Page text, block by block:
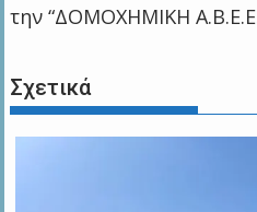
την “ΔΟΜΟΧΗΜΙΚΗ
Σχετικά